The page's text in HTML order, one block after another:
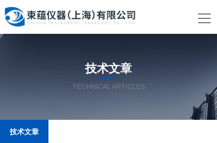
技术文章
TECHNICAL ARTICLES
技术文章